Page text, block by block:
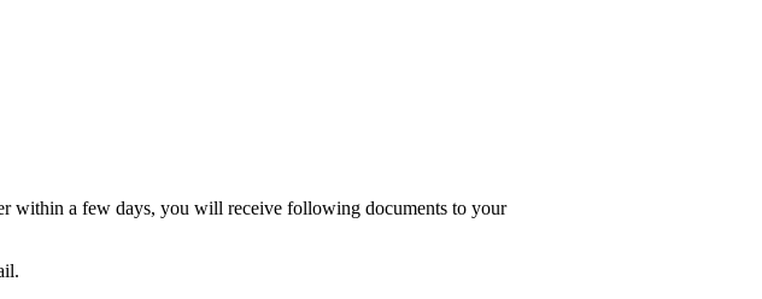
within a few days, you will receive following documents to your